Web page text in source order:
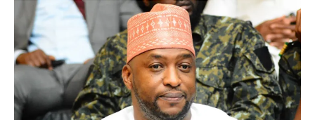
b
o
o
k
A
p
p
n
g
er